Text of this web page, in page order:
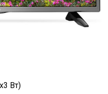
Вт)